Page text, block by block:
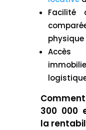
Facilité
physique
300 000
la